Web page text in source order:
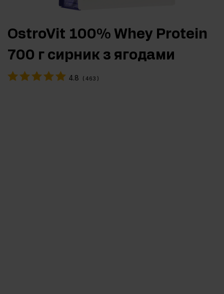
OstroVit 100% Whey Protein
700 г сирник з ягодами
4.8 ( 463 )